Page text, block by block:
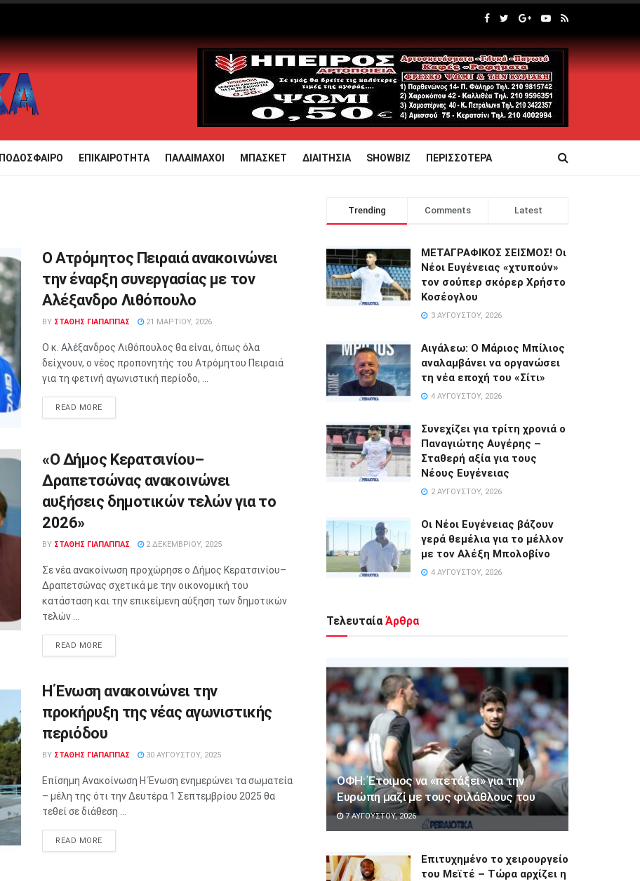
ΠΟΔΟΣΦΑΙΡΟ ΕΠΙΚΑΙΡΟΤΗΤΑ ΠΑΛΑΙΜΑΧΟΙ ΜΠΑΣΚΕΤ ΔΙΑΙΤΗΣΙΑ SHOWBIZ ΠΕΡΙΣΣΟΤΕΡΑ
Ο Ατρόμητος Πειραιά ανακοινώνει
την έναρξη συνεργασίας με τον
Αλέξανδρο Λιθόπουλο
BY ΣΤΑΘΗΣ ΓΊΑΠΑΠΠΑΣ 21 ΜΑΡΤΊΟΥ, 2026
Ο κ. Αλέξανδρος Λιθόπουλος θα είναι, όπως όλα
δείχνουν, ο νέος προπονητής του Ατρόμητου Πειραιά
για τη φετινή αγωνιστική περίοδο, ...
READ MORE
«Ο Δήμος Κερατσινίου–
Δραπετσώνας ανακοινώνει
αυξήσεις δημοτικών τελών για το
2026»
BY ΣΤΑΘΗΣ ΓΊΑΠΑΠΠΑΣ 2 ΔΕΚΕΜΒΡΊΟΥ, 2025
Σε νέα ανακοίνωση προχώρησε ο Δήμος Κερατσινίου–
Δραπετσώνας σχετικά με την οικονομική του
κατάσταση και την επικείμενη αύξηση των δημοτικών
τελών ...
READ MORE
Η Ένωση ανακοινώνει την
προκήρυξη της νέας αγωνιστικής
περιόδου
BY ΣΤΑΘΗΣ ΓΊΑΠΑΠΠΑΣ 30 ΑΥΓΟΎΣΤΟΥ, 2025
Επίσημη Ανακοίνωση Η Ένωση ενημερώνει τα σωματεία
– μέλη της ότι την Δευτέρα 1 Σεπτεμβρίου 2025 θα
τεθεί σε διάθεση ...
READ MORE
Trending Comments Latest
ΜΕΤΑΓΡΑΦΙΚΟΣ ΣΕΙΣΜΟΣ! Οι
Νέοι Ευγένειας «χτυπούν»
τον σούπερ σκόρερ Χρήστο
Κοσέογλου
3 ΑΥΓΟΎΣΤΟΥ, 2026
Αιγάλεω: Ο Μάριος Μπίλιος
αναλαμβάνει να οργανώσει
τη νέα εποχή του «Σίτι»
4 ΑΥΓΟΎΣΤΟΥ, 2026
Συνεχίζει για τρίτη χρονιά ο
Παναγιώτης Αυγέρης –
Σταθερή αξία για τους
Νέους Ευγένειας
2 ΑΥΓΟΎΣΤΟΥ, 2026
Οι Νέοι Ευγένειας βάζουν
γερά θεμέλια για το μέλλον
με τον Αλέξη Μπολοβίνο
4 ΑΥΓΟΎΣΤΟΥ, 2026
Τελευταία Άρθρα
ΟΦΗ: Έτοιμος να «πετάξει» για την
Ευρώπη μαζί με τους φιλάθλους του
7 ΑΥΓΟΎΣΤΟΥ, 2026
Επιτυχημένο το χειρουργείο
του Μεϊτέ – Τώρα αρχίζει η